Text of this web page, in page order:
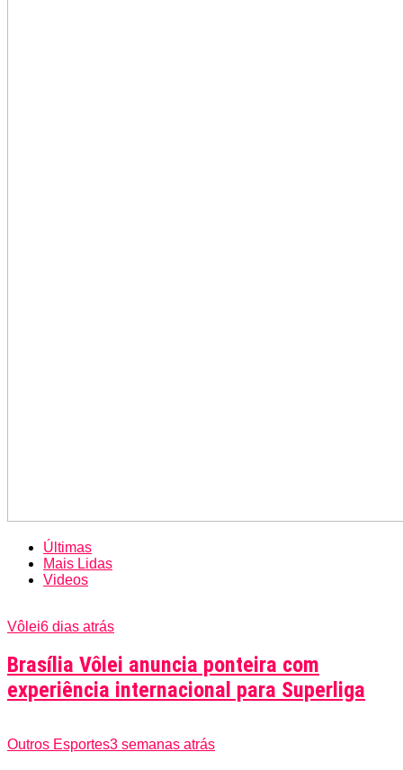
Últimas
Mais Lidas
Videos
Vôlei6 dias atrás
Brasília Vôlei anuncia ponteira com
experiência internacional para Superliga
Outros Esportes3 semanas atrás